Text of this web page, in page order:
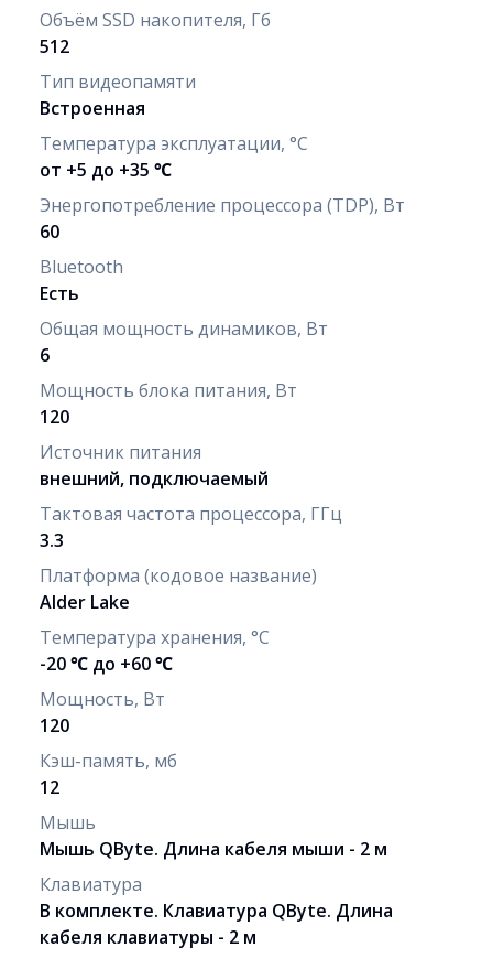
Объём SSD накопителя, Гб
512
Тип видеопамяти
Встроенная
Температура эксплуатации, °C
от +5 до +35 ℃
Энергопотребление процессора (TDP), Вт
60
Bluetooth
Есть
Общая мощность динамиков, Вт
6
Мощность блока питания, Вт
120
Источник питания
внешний, подключаемый
Тактовая частота процессора, ГГц
3.3
Платформа (кодовое название)
Alder Lake
Температура хранения, °C
-20 ℃ до +60 ℃
Мощность, Вт
120
Кэш-память, мб
12
Мышь
Мышь QByte. Длина кабеля мыши - 2 м
Клавиатура
В комплекте. Клавиатура QByte. Длина
кабеля клавиатуры - 2 м